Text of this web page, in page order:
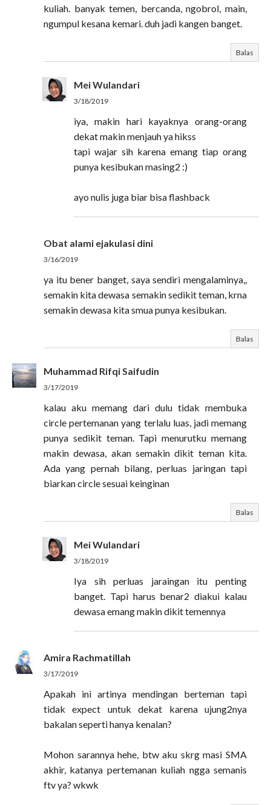
kuliah. banyak temen, bercanda, ngobrol, main,
ngumpul kesana kemari. duh jadi kangen banget.
Balas
Mei Wulandari
3/18/2019
iya, makin hari kayaknya orang-orang
dekat makin menjauh ya hikss
tapi wajar sih karena emang tiap orang
punya kesibukan masing2 :)
ayo nulis juga biar bisa flashback
Obat alami ejakulasi dini
3/16/2019
ya itu bener banget, saya sendiri mengalaminya,,
semakin kita dewasa semakin sedikit teman, krna
semakin dewasa kita smua punya kesibukan.
Balas
Muhammad Rifqi Saifudin
3/17/2019
kalau aku memang dari dulu tidak membuka
circle pertemanan yang terlalu luas, jadi memang
punya sedikit teman. Tapi menurutku memang
makin dewasa, akan semakin dikit teman kita.
Ada yang pernah bilang, perluas jaringan tapi
biarkan circle sesuai keinginan
Balas
Mei Wulandari
3/18/2019
Iya sih perluas jaraingan itu penting
banget. Tapi harus benar2 diakui kalau
dewasa emang makin dikit temennya
Amira Rachmatillah
3/17/2019
Apakah ini artinya mendingan berteman tapi
tidak expect untuk dekat karena ujung2nya
bakalan seperti hanya kenalan?
Mohon sarannya hehe, btw aku skrg masi SMA
akhir, katanya pertemanan kuliah ngga semanis
ftv ya? wkwk